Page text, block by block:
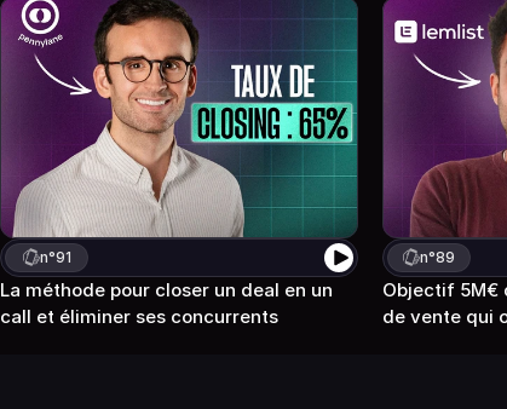
n°91
La méthode pour closer un deal en un
call et éliminer ses concurrents
n°89
Objectif 5M€
de vente qui